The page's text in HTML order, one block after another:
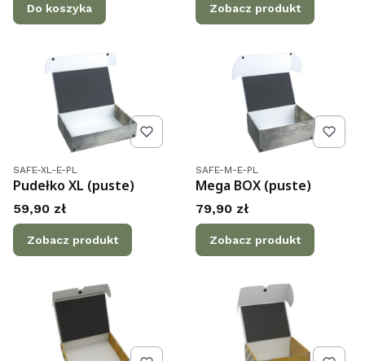
Do koszyka Zobacz produkt
Kod produktu
SAFE-XL-E-PL
Pudełko XL (puste)
Cena
59,90 zł
Zobacz produkt
Kod produktu
SAFE-M-E-PL
Mega BOX (puste)
Cena
79,90 zł
Zobacz produkt